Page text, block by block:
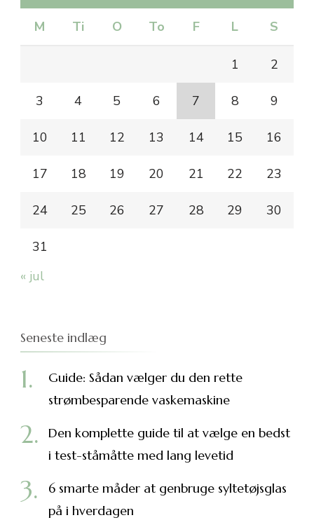
M Ti O To F L S
1 2
3 4 5 6 7 8 9
10 11 12 13 14 15 16
17 18 19 20 21 22 23
24 25 26 27 28 29 30
31
« jul
Seneste indlæg
Guide: Sådan vælger du den rette
strømbesparende vaskemaskine
Den komplette guide til at vælge en bedst
i test-ståmåtte med lang levetid
6 smarte måder at genbruge syltetøjsglas
på i hverdagen